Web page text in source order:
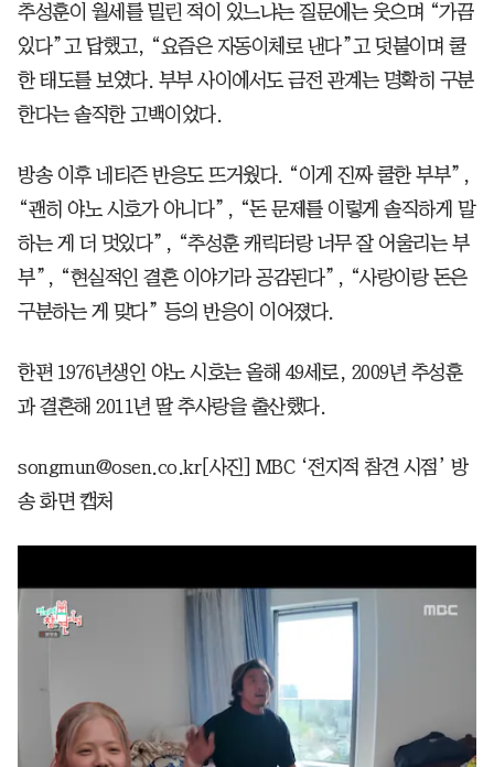
추성훈이 월세를 밀린 적이 있느냐는 질문에는 웃으며 “가끔
있다”고 답했고, “요즘은 자동이체로 낸다”고 덧붙이며 쿨
한 태도를 보였다. 부부 사이에서도 금전 관계는 명확히 구분
한다는 솔직한 고백이었다.
방송 이후 네티즌 반응도 뜨거웠다. “이게 진짜 쿨한 부부”,
“괜히 야노 시호가 아니다”, “돈 문제를 이렇게 솔직하게 말
하는 게 더 멋있다”, “추성훈 캐릭터랑 너무 잘 어울리는 부
부”, “현실적인 결혼 이야기라 공감된다”, “사랑이랑 돈은
구분하는 게 맞다” 등의 반응이 이어졌다.
한편 1976년생인 야노 시호는 올해 49세로, 2009년 추성훈
과 결혼해 2011년 딸 추사랑을 출산했다.
songmun@osen.co.kr[사진] MBC ‘전지적 참견 시점’ 방
송 화면 캡처